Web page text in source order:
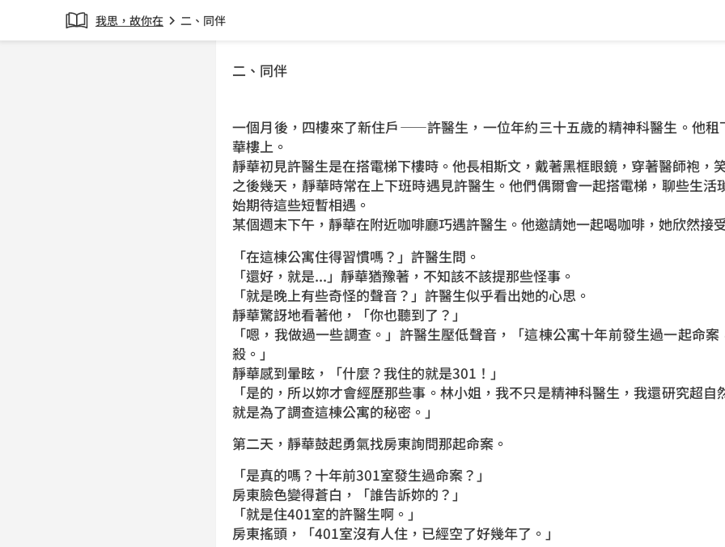
我思，故你在 chevron_right 二、同伴
二、同伴
一個月後，四樓來了新住戶——許醫生，一位年約三十五歲的精神科醫生。他租
華樓上。
靜華初見許醫生是在搭電梯下樓時。他長相斯文，戴著黑框眼鏡，穿著醫師袍，
之後幾天，靜華時常在上下班時遇見許醫生。他們偶爾會一起搭電梯，聊些生活
始期待這些短暫相遇。
某個週末下午，靜華在附近咖啡廳巧遇許醫生。他邀請她一起喝咖啡，她欣然接
「在這棟公寓住得習慣嗎？」許醫生問。
「還好，就是...」靜華猶豫著，不知該不該提那些怪事。
「就是晚上有些奇怪的聲音？」許醫生似乎看出她的心思。
靜華驚訝地看著他，「你也聽到了？」
「嗯，我做過一些調查。」許醫生壓低聲音，「這棟公寓十年前發生過一起命
殺。」
靜華感到暈眩，「什麼？我住的就是301！」
「是的，所以妳才會經歷那些事。林小姐，我不只是精神科醫生，我還研究超
就是為了調查這棟公寓的秘密。」
第二天，靜華鼓起勇氣找房東詢問那起命案。
「是真的嗎？十年前301室發生過命案？」
房東臉色變得蒼白，「誰告訴妳的？」
「就是住401室的許醫生啊。」
房東搖頭，「401室沒有人住，已經空了好幾年了。」